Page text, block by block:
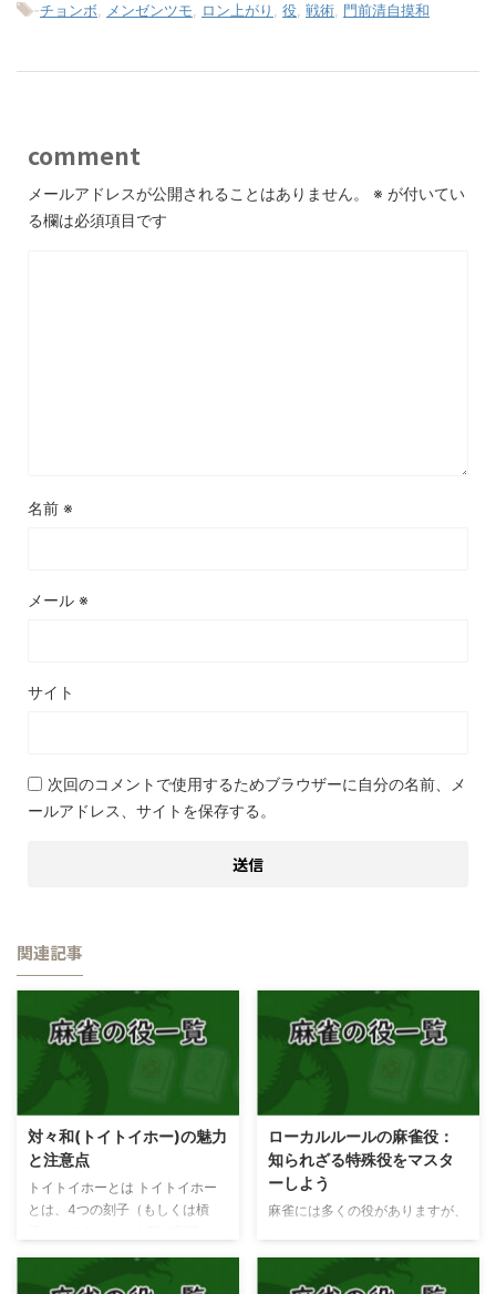
-チョンボ メンゼンツモ ロン上がり 役 戦術 門前清自摸和
comment
メールアドレスが公開されることはありません。 ※ が付いてい
る欄は必須項目です
名前 ※
メール ※
サイト
次回のコメントで使用するためブラウザーに自分の名前、メ
ールアドレス、サイトを保存する。
関連記事
対々和(トイトイホー)の魅力
と注意点
トイトイホーとは トイトイホー
とは、4つの刻子（もしくは槓
ローカルルールの麻雀役：
知られざる特殊役をマスタ
ーしよう
麻雀には多くの役がありますが、
役も存在します。これらの役は正
式な大会では採用されないことが